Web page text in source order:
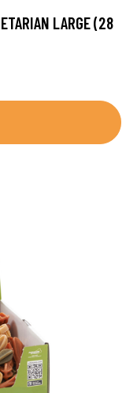
LARGE (28